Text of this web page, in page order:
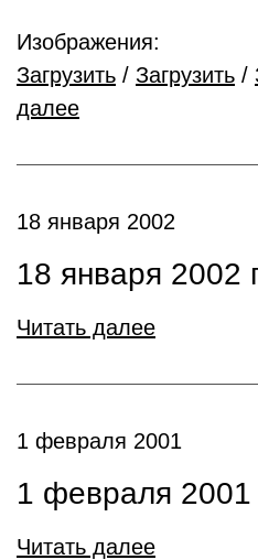
Изображения:
Загрузить / Загрузить /
далее
18 января 2002
18 января 2002
Читать далее
1 февраля 2001
1 февраля 2001
Читать далее